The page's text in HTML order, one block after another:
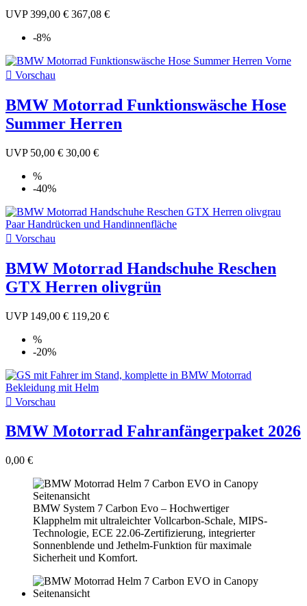
UVP 399,00 € 367,08 €
-8%
 Vorschau
BMW Motorrad Funktionswäsche Hose
Summer Herren
UVP 50,00 € 30,00 €
%
-40%
 Vorschau
BMW Motorrad Handschuhe Reschen
GTX Herren olivgrün
UVP 149,00 € 119,20 €
%
-20%
 Vorschau
BMW Motorrad Fahranfängerpaket 2026
0,00 €
BMW System 7 Carbon Evo – Hochwertiger
Klapphelm mit ultraleichter Vollcarbon-Schale, MIPS-
Technologie, ECE 22.06-Zertifizierung, integrierter
Sonnenblende und Jethelm-Funktion für maximale
Sicherheit und Komfort.